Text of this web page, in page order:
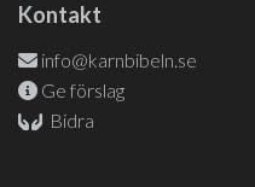
Kontakt
info@karnbibeln.se
Ge förslag
Bidra